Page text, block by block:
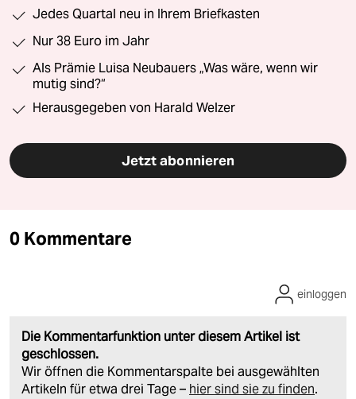
Jedes Quartal neu in Ihrem Briefkasten
Nur 38 Euro im Jahr
Als Prämie Luisa Neubauers „Was wäre, wenn wir
mutig sind?“
Herausgegeben von Harald Welzer
Jetzt abonnieren
0 Kommentare
Die Kommentarfunktion unter diesem Artikel ist
geschlossen.
Wir öffnen die Kommentarspalte bei ausgewählten
Artikeln für etwa drei Tage – hier sind sie zu finden.
einloggen